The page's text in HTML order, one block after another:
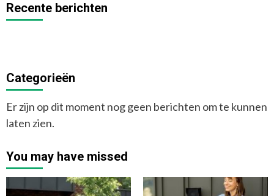
Recente berichten
Categorieën
Er zijn op dit moment nog geen berichten om te kunnen
laten zien.
You may have missed